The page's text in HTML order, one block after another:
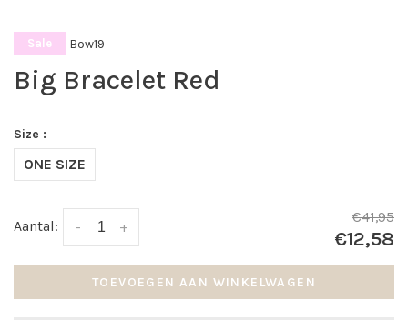
Sale Bow19
Big Bracelet Red
Size :
ONE SIZE
Aantal: +
-
€41,95
€12,58
TOEVOEGEN AAN WINKELWAGEN